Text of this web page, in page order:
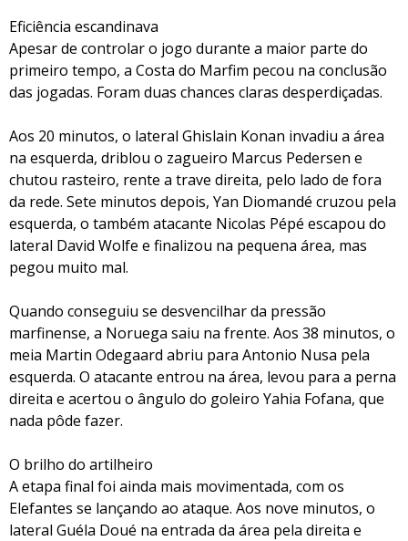
Eficiência escandinava
Apesar de controlar o jogo durante a maior parte do
primeiro tempo, a Costa do Marfim pecou na conclusão
das jogadas. Foram duas chances claras desperdiçadas.
Aos 20 minutos, o lateral Ghislain Konan invadiu a área
na esquerda, driblou o zagueiro Marcus Pedersen e
chutou rasteiro, rente a trave direita, pelo lado de fora
da rede. Sete minutos depois, Yan Diomandé cruzou pela
esquerda, o também atacante Nicolas Pépé escapou do
lateral David Wolfe e finalizou na pequena área, mas
pegou muito mal.
Quando conseguiu se desvencilhar da pressão
marfinense, a Noruega saiu na frente. Aos 38 minutos, o
meia Martin Odegaard abriu para Antonio Nusa pela
esquerda. O atacante entrou na área, levou para a perna
direita e acertou o ângulo do goleiro Yahia Fofana, que
nada pôde fazer.
O brilho do artilheiro
A etapa final foi ainda mais movimentada, com os
Elefantes se lançando ao ataque. Aos nove minutos, o
lateral Guéla Doué na entrada da área pela direita e